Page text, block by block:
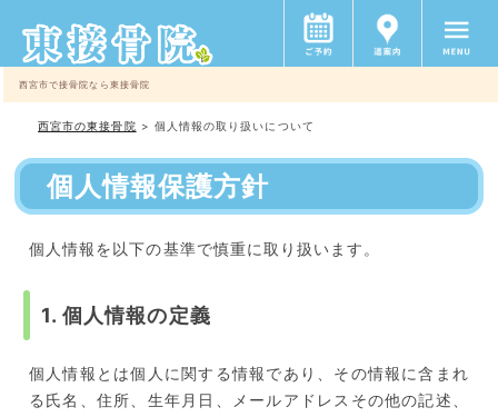
西宮市で接骨院なら東接骨院
西宮市の東接骨院 > 個人情報の取り扱いについて
個人情報保護方針
個人情報を以下の基準で慎重に取り扱います。
1. 個人情報の定義
個人情報とは個人に関する情報であり、その情報に含まれ
る氏名、住所、生年月日、メールアドレスその他の記述、